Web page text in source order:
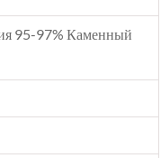
95-97% Каменный